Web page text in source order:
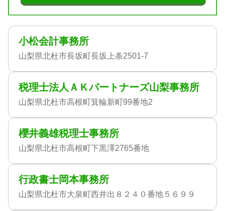
小松会計事務所
山梨県北杜市長坂町長坂上条2501-7
税理士法人ＡＫパートナーズ山梨事務所
山梨県北杜市高根町箕輪新町99番地2
櫻井義雄税理士事務所
山梨県北杜市高根町下黒澤2765番地
行政書士岡本事務所
山梨県北杜市大泉町西井出８２４０番地５６９９